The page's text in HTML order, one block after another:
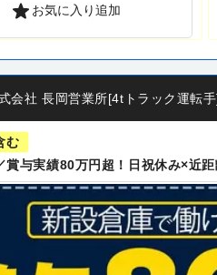
お気に入り追加
会社 長岡営業所[4tトラック運転
む
賞与実績80万円超！日祝休み×近